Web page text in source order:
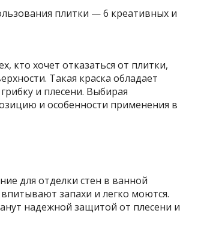
кто хочет отказаться от плитки,
Такая краска обладает
и плесени. Выбирая
и особенности применения в
для отделки стен в ванной
запахи и легко моются.
надежной защитой от плесени и